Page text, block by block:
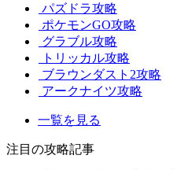
パズドラ攻略
ポケモンGO攻略
グラブル攻略
トリッカル攻略
ブラウンダスト2攻略
アークナイツ攻略
一覧を見る
注目の攻略記事